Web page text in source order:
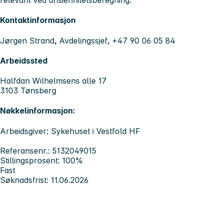
Kontaktinformasjon
Jørgen Strand, Avdelingssjef, +47 90 06 05 84
Arbeidssted
Halfdan Wilhelmsens alle 17
3103 Tønsberg
Nøkkelinformasjon:
Arbeidsgiver: Sykehuset i Vestfold HF
Referansenr.: 5132049015
Stillingsprosent: 100%
Fast
Søknadsfrist: 11.06.2026